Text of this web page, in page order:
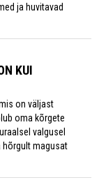
ja huvitavad
KUI
on väljast
oma kõrgete
valgusel
hõrgult magusat